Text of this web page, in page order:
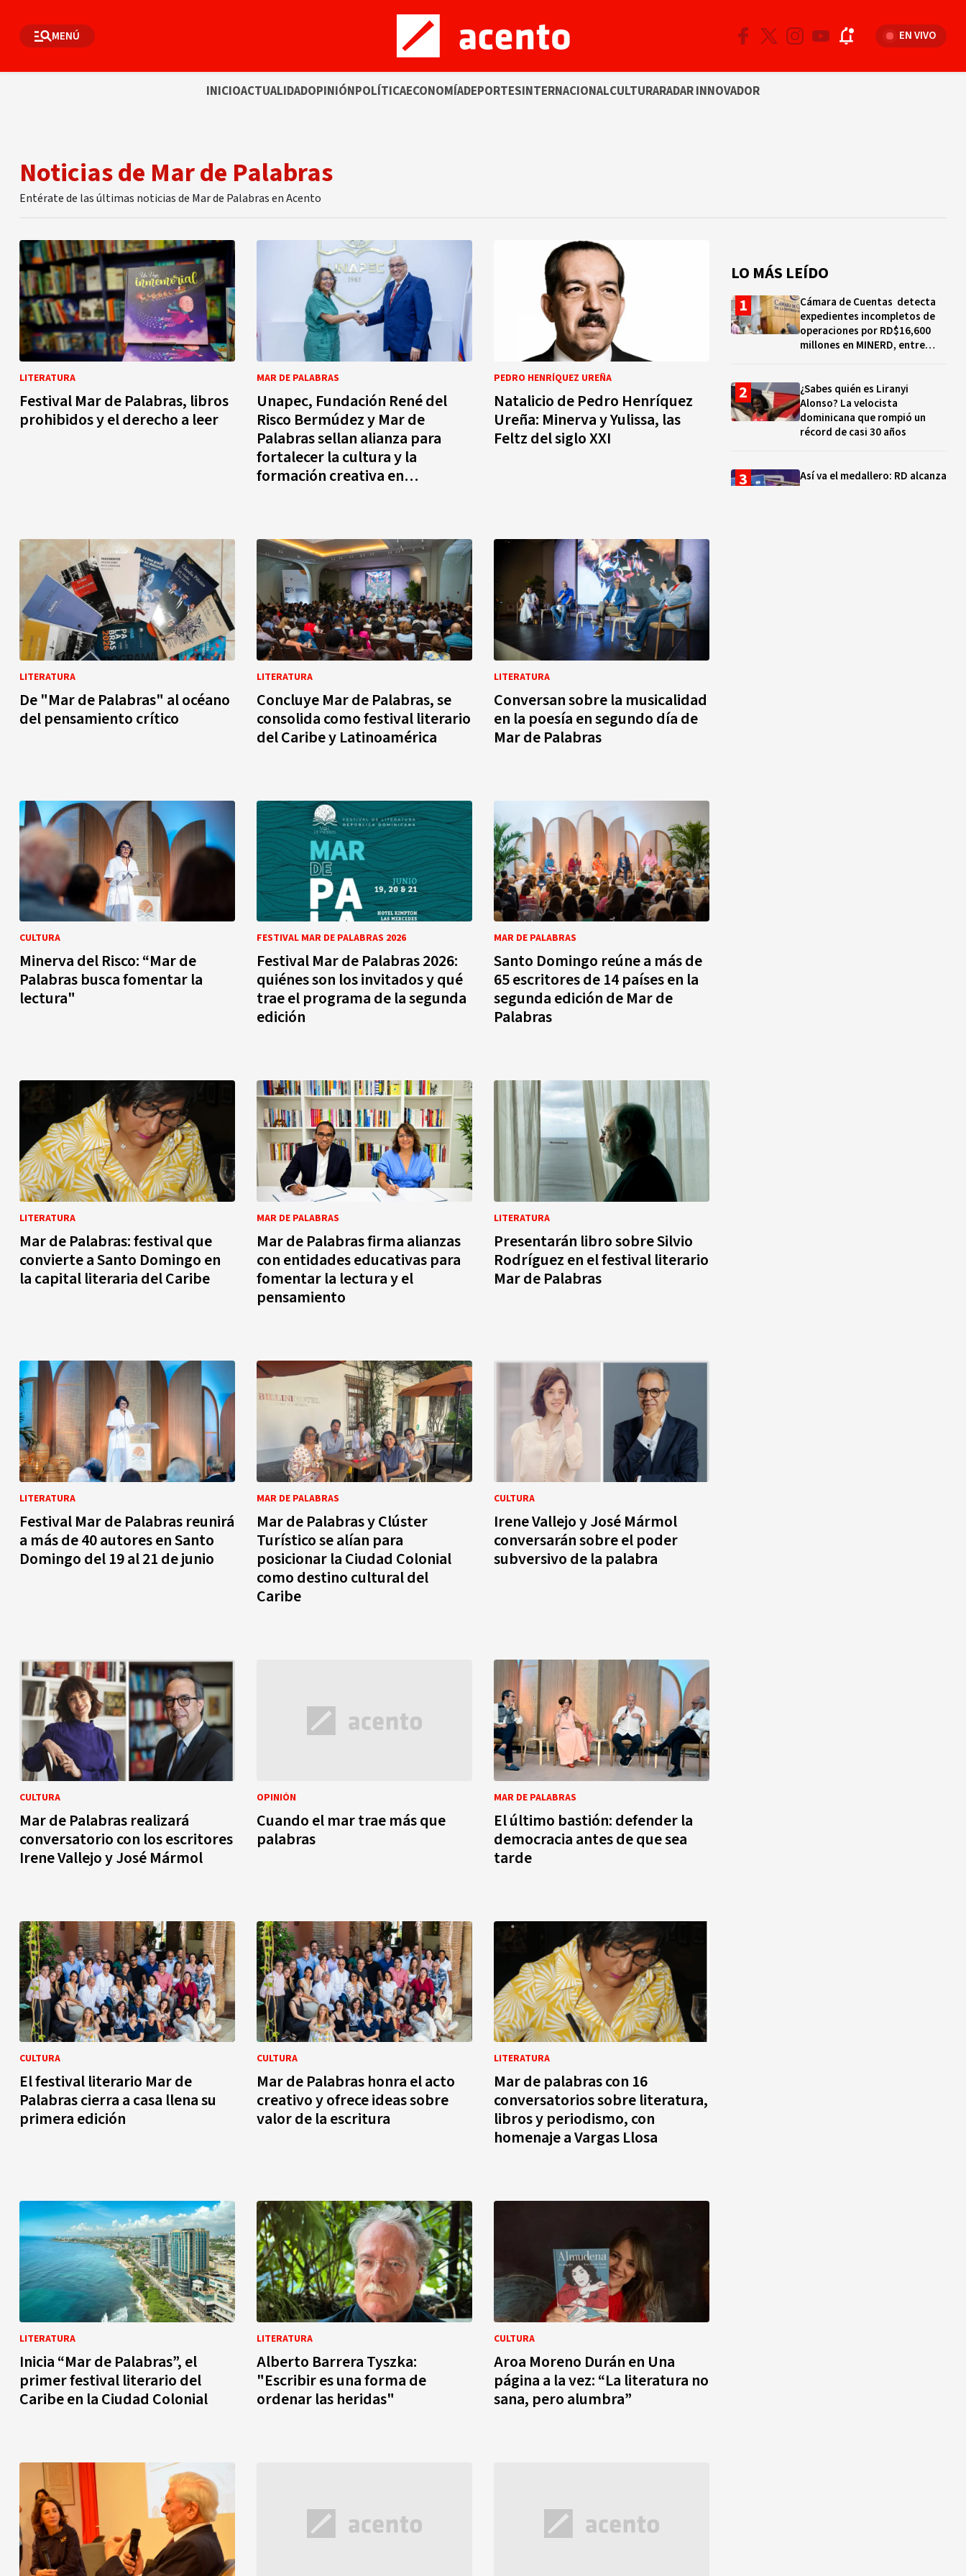
MENÚ EN VIVO
INICIOACTUALIDADOPINIÓNPOLÍTICAECONOMÍADEPORTESINTERNACIONALCULTURARADAR INNOVADOR
Noticias de Mar de Palabras
Entérate de las últimas noticias de Mar de Palabras en Acento
LITERATURA
Festival Mar de Palabras, libros
prohibidos y el derecho a leer
MAR DE PALABRAS
Unapec, Fundación René del
Risco Bermúdez y Mar de
Palabras sellan alianza para
fortalecer la cultura y la
formación creativa en
PEDRO HENRÍQUEZ UREÑA
Natalicio de Pedro Henríquez
Ureña: Minerva y Yulissa, las
Feltz del siglo XXI
LITERATURA
De "Mar de Palabras" al océano
del pensamiento crítico
LITERATURA
Concluye Mar de Palabras, se
consolida como festival literario
del Caribe y Latinoamérica
LITERATURA
Conversan sobre la musicalidad
en la poesía en segundo día de
Mar de Palabras
CULTURA
Minerva del Risco: “Mar de
Palabras busca fomentar la
lectura"
FESTIVAL MAR DE PALABRAS 2026
Festival Mar de Palabras 2026:
quiénes son los invitados y qué
trae el programa de la segunda
edición
MAR DE PALABRAS
Santo Domingo reúne a más de
65 escritores de 14 países en la
segunda edición de Mar de
Palabras
LITERATURA
Mar de Palabras: festival que
convierte a Santo Domingo en
la capital literaria del Caribe
MAR DE PALABRAS
Mar de Palabras firma alianzas
con entidades educativas para
fomentar la lectura y el
pensamiento
LITERATURA
Presentarán libro sobre Silvio
Rodríguez en el festival literario
Mar de Palabras
LITERATURA
Festival Mar de Palabras reunirá
a más de 40 autores en Santo
Domingo del 19 al 21 de junio
MAR DE PALABRAS
Mar de Palabras y Clúster
Turístico se alían para
posicionar la Ciudad Colonial
como destino cultural del
Caribe
CULTURA
Irene Vallejo y José Mármol
conversarán sobre el poder
subversivo de la palabra
CULTURA
Mar de Palabras realizará
conversatorio con los escritores
Irene Vallejo y José Mármol
OPINIÓN
Cuando el mar trae más que
palabras
MAR DE PALABRAS
El último bastión: defender la
democracia antes de que sea
tarde
CULTURA
El festival literario Mar de
Palabras cierra a casa llena su
primera edición
CULTURA
Mar de Palabras honra el acto
creativo y ofrece ideas sobre
valor de la escritura
LITERATURA
Mar de palabras con 16
conversatorios sobre literatura,
libros y periodismo, con
homenaje a Vargas Llosa
LITERATURA
Inicia “Mar de Palabras”, el
primer festival literario del
Caribe en la Ciudad Colonial
LITERATURA
Alberto Barrera Tyszka:
"Escribir es una forma de
ordenar las heridas"
CULTURA
Aroa Moreno Durán en Una
página a la vez: “La literatura no
sana, pero alumbra”
LO MÁS LEÍDO
Cámara de Cuentas detecta
expedientes incompletos de
operaciones por RD$16,600
millones en MINERD, entre
¿Sabes quién es Liranyi
Alonso? La velocista
dominicana que rompió un
récord de casi 30 años
Así va el medallero: RD alcanza